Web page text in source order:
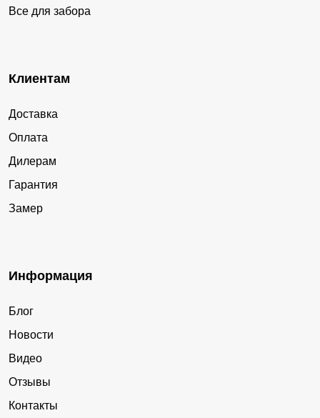
Все для забора
Клиентам
Доставка
Оплата
Дилерам
Гарантия
Замер
Информация
Блог
Новости
Видео
Отзывы
Контакты